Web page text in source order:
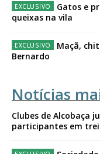
Gatos e
queixas na vila
Maçã,
Bernardo
Notícias
Clubes de Alcobaça
participantes em